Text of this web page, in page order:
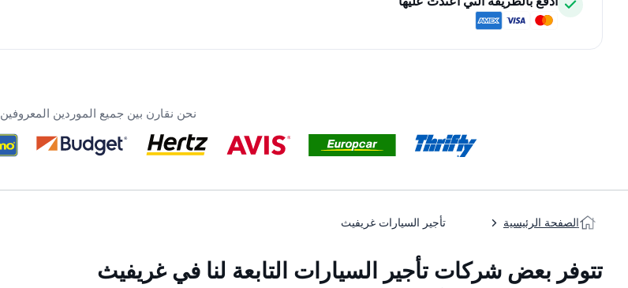
نحن نقارن بين جميع الموردين المعروفين
الصفحة الرئيسية تأجير السيارات غريفيث
تتوفر بعض شركات تأجير السيارات التابعة لنا في غريفيث